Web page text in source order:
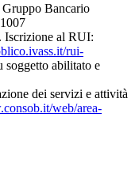
Bancario
Iscrizione al RUI:
rui-
soggetto abilitato e
dei servizi e attività
web/area-